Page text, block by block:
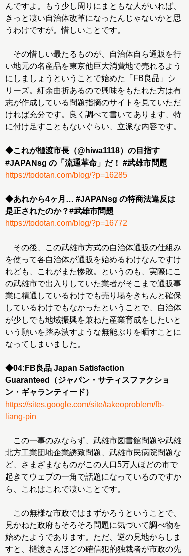
んですよ。もう少し周りにまともな人がいれば、
きっと凄い自治体改革になったんじゃないかと思
うわけですが。惜しいことです。
その惜しい最たるものが、自治体自ら通販を行
い地元の名産品を東京他巨大消費地で売れるよう
にしましょうということで始めた「FB良品」シ
リーズ。紆余曲折あるので興味をもたれた方は有
志が作成している問題指摘のサイトを見ていただ
ければ充分です。良く調べて書いてあります、特
に付け足すこともないぐらい、立派な内容です。
◆これが樋渡市長（@hiwa1118）の目指す
#JAPANsg の「流通革命」だ！ #武雄市問題
https://todotan.com/blog/?p=16285
◆あれから4ヶ月… #JAPANsg の特商法違反は
是正されたのか？#武雄市問題
https://todotan.com/blog/?p=16772
その後、この武雄市方式の自治体通販の仕組み
を使って各自治体が通販を始めるわけなんですけ
れども、これがまた惨敗。というのも、実際にこ
の武雄市で出入りしていた業者がそこまで通販事
業に精通しているわけでも売り場をきちんと確保
しているわけでもなかったということで、自治体
が少しでも地域振興を兼ねた産業育成をしたいと
いう願いを踏み潰すような無能ぶりを晒すことに
なってしまいました。
◆04:FB良品 Japan Satisfaction
Guaranteed（ジャパン・サティスファクショ
ン・ギャランティード）
https://sites.google.com/site/takeoproblem/fb-
liang-pin
この一事のみならず、武雄市図書館問題や武雄
北方工業団地企業誘致問題、武雄市民病院問題な
ど、さまざまなものがこの人口5万人ほどの市で
起きてウェブの一角で話題になっているのですか
ら、これはこれで凄いことです。
この無様な市政ではまずかろうということで、
見かねた政府もそろそろ問題に気づいて調べ物を
始めたようであります。ただ、逆の見地からしま
すと、樋渡さんほどの確信犯的独裁者が市政の先